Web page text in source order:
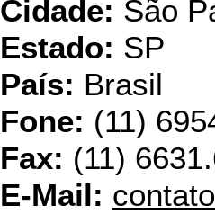
Cidade: São
Estado: SP
País: Brasil
Fone: (11)
Fax: (11)
E-Mail: